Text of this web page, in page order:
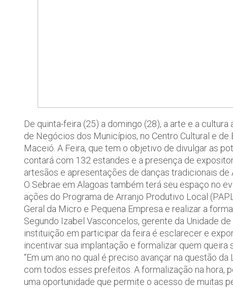
De quinta-feira (25) a domingo (28), a arte e a
de Negócios dos Municípios, no Centro Cultural e
Maceió. A Feira, que tem o objetivo de divulgar as
contará com 132 estandes e a presença de
artesãos e apresentações de danças tradicionais de
O Sebrae em Alagoas também terá seu espaço no
ações do Programa de Arranjo Produtivo Local
Geral da Micro e Pequena Empresa e realizar a
Segundo Izabel Vasconcelos, gerente da Unidade
instituição em participar da feira é esclarecer e
incentivar sua implantação e formalizar quem queira
“Em um ano no qual é preciso avançar na questão
com todos esses prefeitos. A formalização na hora,
uma oportunidade que permite o acesso de muitas